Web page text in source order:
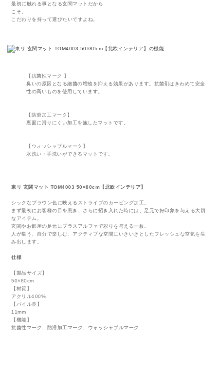
最初に触れる事となる玄関マットだから
こそ、
こだわりを持って選びたいですよね。
【抗菌性マーク 】
臭いの原因となる細菌の増殖を抑える効果があります。抗菌剤はきわめて安全
性の高いものを使用しています。
【防滑加工マーク】
裏面に滑りにくい加工を施したマットです。
【ウォッシャブルマーク】
水洗い・手洗いができるマットです。
東リ 玄関マット TOM4003 50×80cm【北欧インテリア】
シックなブラウン色に映えるストライプのカービング加工。
まず最初にお客様の目を惹き、さらに招き入れた時には、足元で好印象を与える大切
なアイテム。
玄関やお部屋の足元にプラスアルファで彩りを与える一枚。
人が集う、自分で楽しむ、アクティブな空間にいきいきとしたフレッシュな空気を生
み出します。
仕様
【製品サイズ】
50×80cm
【材質】
アクリル100%
【パイル長】
11mm
【機能】
抗菌性マーク、防滑加工マーク、ウォッシャブルマーク